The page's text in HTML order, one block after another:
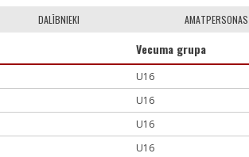
DALĪBNIEKI AMATPERSONAS
Vecuma grupa
U16
U16
U16
U16